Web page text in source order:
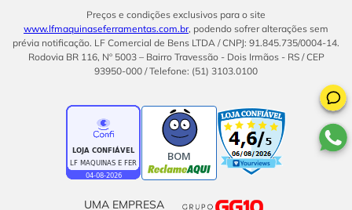
Preços e condições exclusivos para o site
www.lfmaquinaseferramentas.com.br, podendo sofrer alterações sem
prévia notificação. LF Comercial de Bens LTDA / CNPJ: 91.845.735/0004-14.
Rodovia BR 116, Nº 5003 – Bairro Travessão - Dois Irmãos - RS / CEP
93950-000 / Telefone: (51) 3103.0100
BOM
UMA EMPRESA